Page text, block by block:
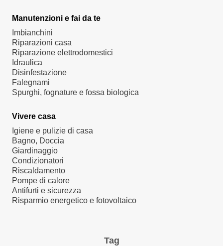
Manutenzioni e fai da te
Imbianchini
Riparazioni casa
Riparazione elettrodomestici
Idraulica
Disinfestazione
Falegnami
Spurghi, fognature e fossa biologica
Vivere casa
Igiene e pulizie di casa
Bagno, Doccia
Giardinaggio
Condizionatori
Riscaldamento
Pompe di calore
Antifurti e sicurezza
Risparmio energetico e fotovoltaico
Tag